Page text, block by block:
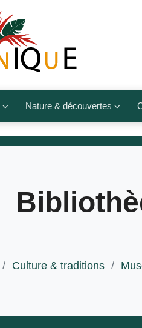
Nature & découvertes
Fleurs, fruits, légumes
Montagnes et rivières
/ Culture & traditions /